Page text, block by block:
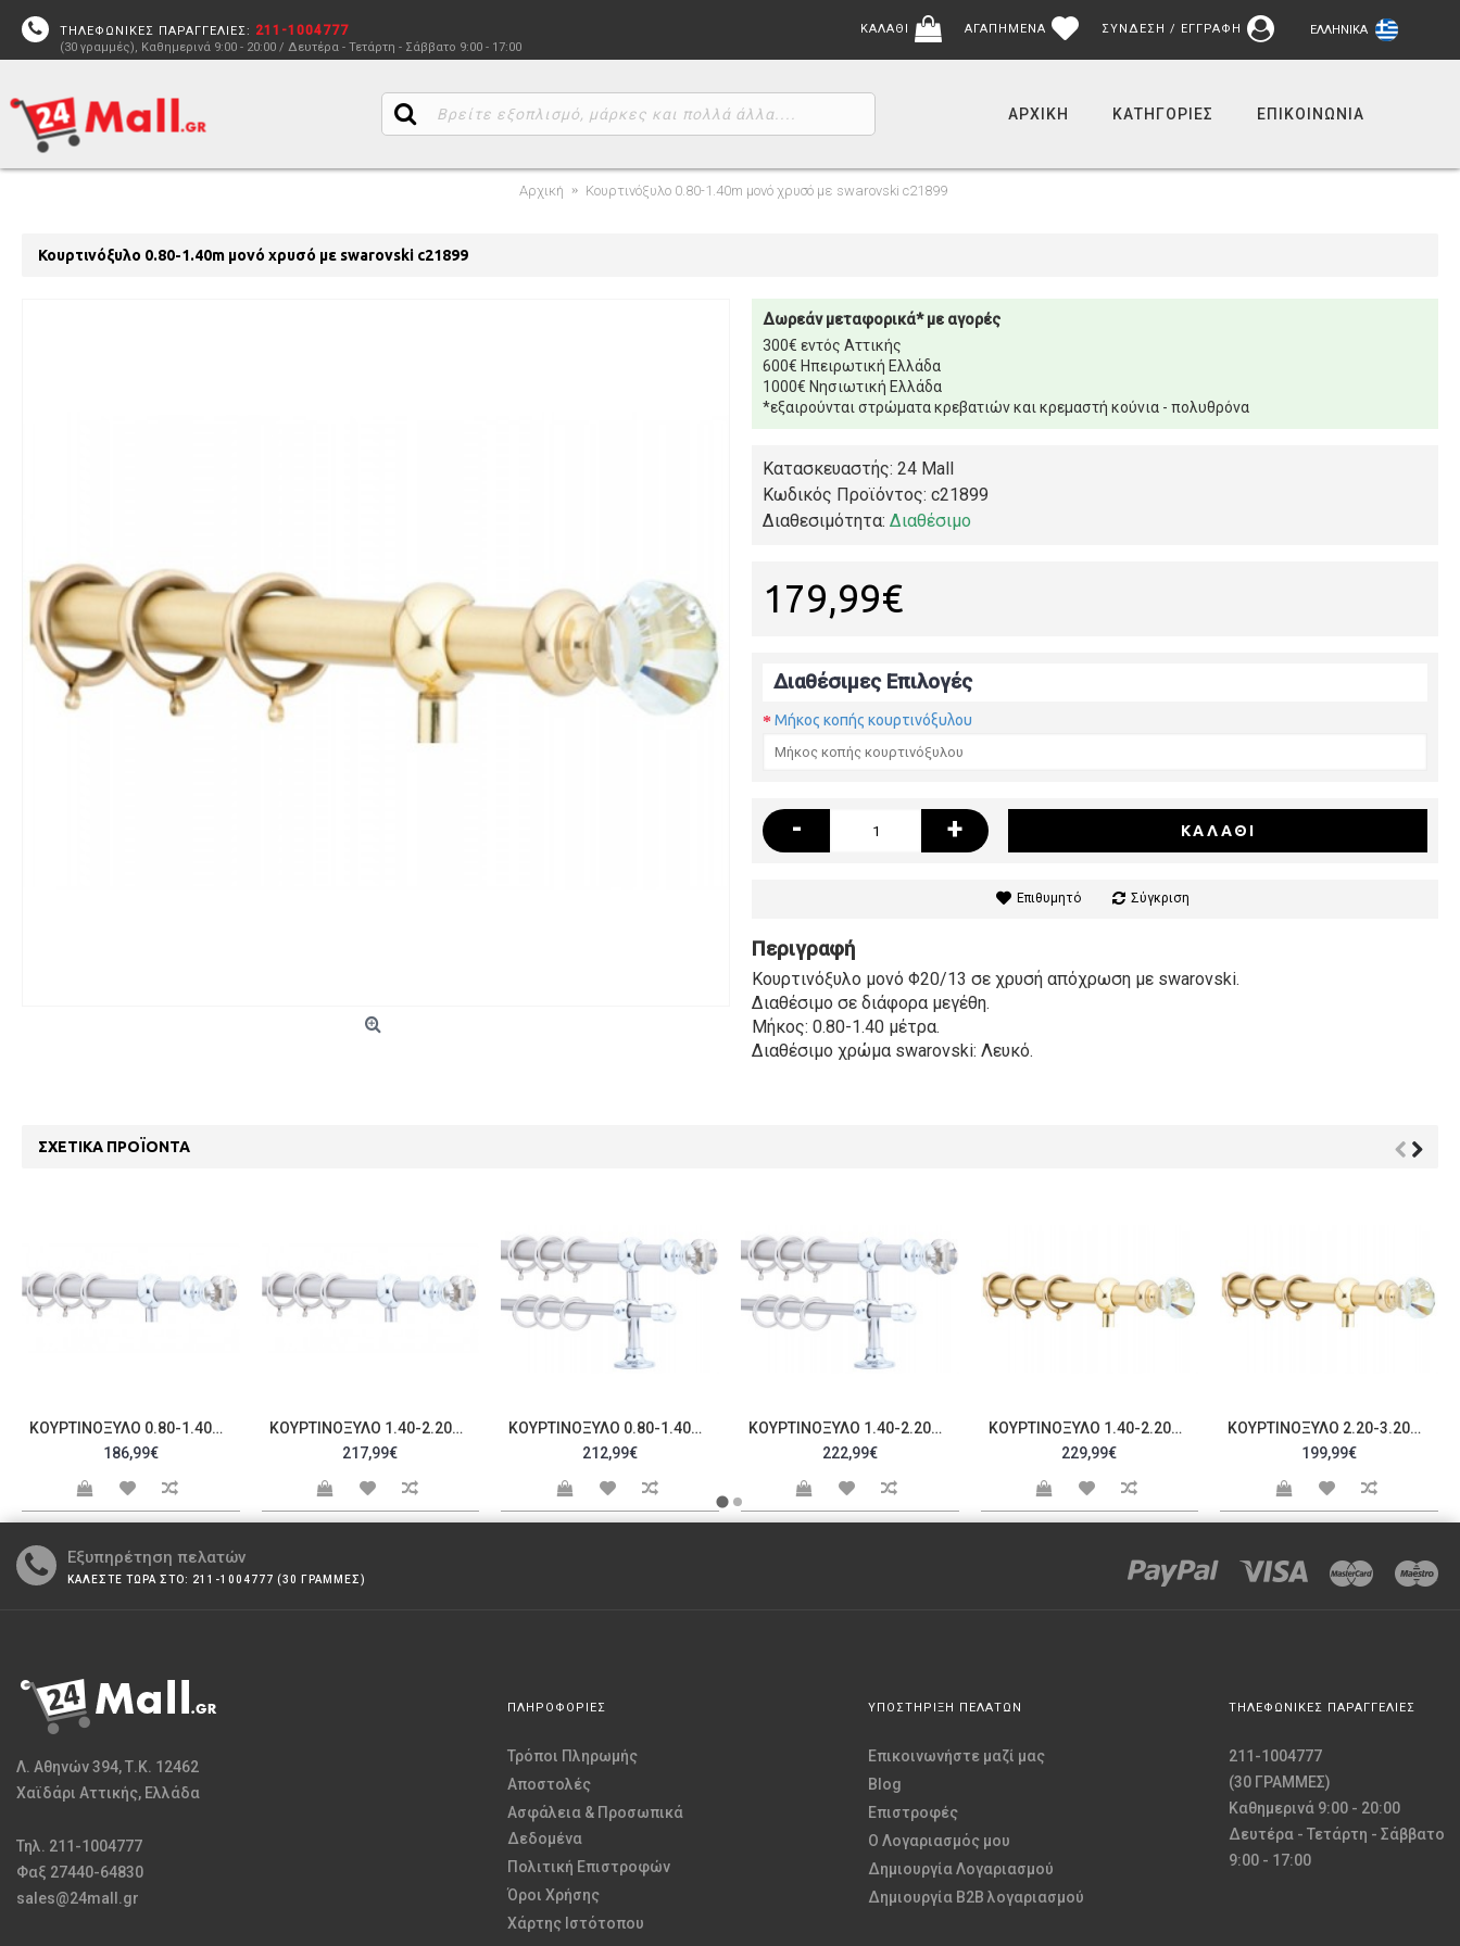
ΤΗΛΕΦΩΝΙΚΕΣ ΠΑΡΑΓΓΕΛΙΕΣ: 211-1004777
(30 γραμμές), Καθημερινά 9:00 - 20:00 / Δευτέρα - Τετάρτη - Σάββατο 9:00 - 17:00
ΕΛΛΗΝΙΚΆ
ΚΑΛΑΘΙ ΑΓΑΠΗΜΕΝΑ ΣΥΝΔΕΣΗ / ΕΓΓΡΑΦΗ
ΑΡΧΙΚΉ ΚΑΤΗΓΟΡΙΕΣ ΕΠΙΚΟΙΝΩΝΊΑ
Αρχική Κουρτινόξυλο 0.80-1.40m μονό χρυσό με swarovski c21899
Κουρτινόξυλο 0.80-1.40m μονό χρυσό με swarovski c21899
Δωρεάν μεταφορικά* με αγορές
300€ εντός Αττικής
600€ Ηπειρωτική Ελλάδα
1000€ Νησιωτική Ελλάδα
*εξαιρούνται στρώματα κρεβατιών και κρεμαστή κούνια - πολυθρόνα
Κατασκευαστής: 24 Mall
Κωδικός Προϊόντος: c21899
Διαθεσιμότητα: Διαθέσιμο
179,99€
Διαθέσιμες Επιλογές
Μήκος κοπής κουρτινόξυλου
- + ΚΑΛΆΘΙ
Επιθυμητό Σύγκριση
Περιγραφή
Κουρτινόξυλο μονό Φ20/13 σε χρυσή απόχρωση με swarovski.
Διαθέσιμο σε διάφορα μεγέθη.
Μήκος: 0.80-1.40 μέτρα.
Διαθέσιμo χρώμα swarovski: Λευκό.
ΣΧΕΤΙΚΆ ΠΡΟΪΌΝΤΑ
ΚΟΥΡΤΙΝΌΞΥΛΟ 0.80-1.40M ΜΟΝΌ ΑΣΗΜΊ ΜΕ SWAROVSKI C21893
186,99€
ΚΟΥΡΤΙΝΌΞΥΛΟ 1.40-2.20M ΜΟΝΌ ΑΣΗΜΊ ΜΕ SWAROVSKI C21894
217,99€
ΚΟΥΡΤΙΝΌΞΥΛΟ 0.80-1.40M ΔΙΠΛΌ ΑΣΗΜΊ ΜΕ SWAROVSKI C21896
212,99€
ΚΟΥΡΤΙΝΌΞΥΛΟ 1.40-2.20M ΔΙΠΛΌ ΑΣΗΜΊ ΜΕ SWAROVSKI C21897
222,99€
ΚΟΥΡΤΙΝΌΞΥΛΟ 1.40-2.20M ΜΟΝΌ ΧΡΥΣΌ ΜΕ SWAROVSKI C21900
229,99€
ΚΟΥΡΤΙΝΌΞΥΛΟ 2.20-3.20M ΜΟΝΌ ΧΡΥΣΌ ΜΕ SWAROVSKI C21901
199,99€
Εξυπηρέτηση πελατών
ΚΑΛΕΣΤΕ ΤΩΡΑ ΣΤΟ: 211-1004777 (30 ΓΡΑΜΜΕΣ)
Λ. Αθηνών 394, Τ.Κ. 12462
Χαϊδάρι Αττικής, Ελλάδα
Τηλ. 211-1004777
Φαξ 27440-64830
sales@24mall.gr
ΠΛΗΡΟΦΟΡΙΕΣ
Τρόποι Πληρωμής
Αποστολές
Ασφάλεια & Προσωπικά
Δεδομένα
Πολιτική Επιστροφών
Όροι Χρήσης
Χάρτης Ιστότοπου
ΥΠΟΣΤΗΡΙΞΗ ΠΕΛΑΤΩΝ
Επικοινωνήστε μαζί μας
Blog
Επιστροφές
O Λογαριασμός μου
Δημιουργία Λογαριασμού
Δημιουργία B2B λογαριασμού
ΤΗΛΕΦΩΝΙΚΕΣ ΠΑΡΑΓΓΕΛΙΕΣ
211-1004777
(30 ΓΡΑΜΜΕΣ)
Καθημερινά 9:00 - 20:00
Δευτέρα - Τετάρτη - Σάββατο
9:00 - 17:00